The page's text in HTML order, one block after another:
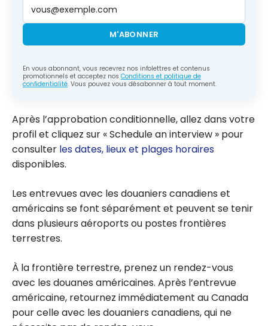
M'ABONNER
En vous abonnant, vous recevrez nos infolettres et contenus
promotionnels et acceptez nos Conditions et politique de
confidentialité. Vous pouvez vous désabonner à tout moment.
Après l’approbation conditionnelle, allez dans votre
profil et cliquez sur « Schedule an interview » pour
consulter les dates, lieux et plages horaires
disponibles.
Les entrevues avec les douaniers canadiens et
américains se font séparément et peuvent se tenir
dans plusieurs aéroports ou postes frontières
terrestres.
À la frontière terrestre, prenez un rendez-vous
avec les douanes américaines. Après l’entrevue
américaine, retournez immédiatement au Canada
pour celle avec les douaniers canadiens, qui ne